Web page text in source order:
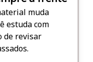
muda
estuda com
de revisar